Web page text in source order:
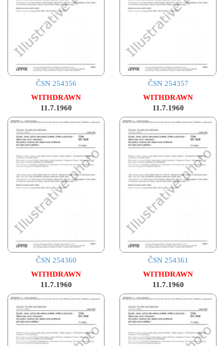
ČSN 254356
WITHDRAWN
11.7.1960
ČSN 254357
WITHDRAWN
11.7.1960
ČSN 254360
WITHDRAWN
11.7.1960
ČSN 254361
WITHDRAWN
11.7.1960